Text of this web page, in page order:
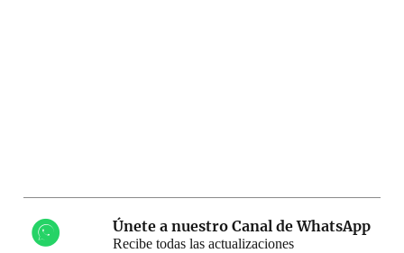
Únete a nuestro Canal de WhatsApp
Recibe todas las actualizaciones